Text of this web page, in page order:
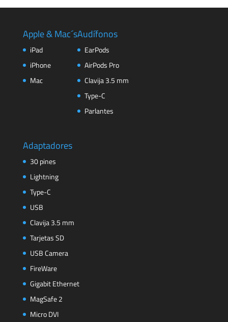
Apple & Mac´s
iPad
iPhone
Mac
Audífonos
EarPods
AirPods Pro
Clavija 3.5 mm
Type-C
Parlantes
Adaptadores
30 pines
Lightning
Type-C
USB
Clavija 3.5 mm
Tarjetas SD
USB Camera
FireWare
Gigabit Ethernet
MagSafe 2
Micro DVI